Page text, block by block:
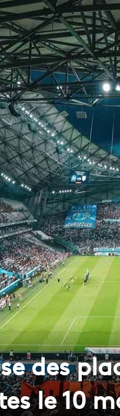
des
le 10